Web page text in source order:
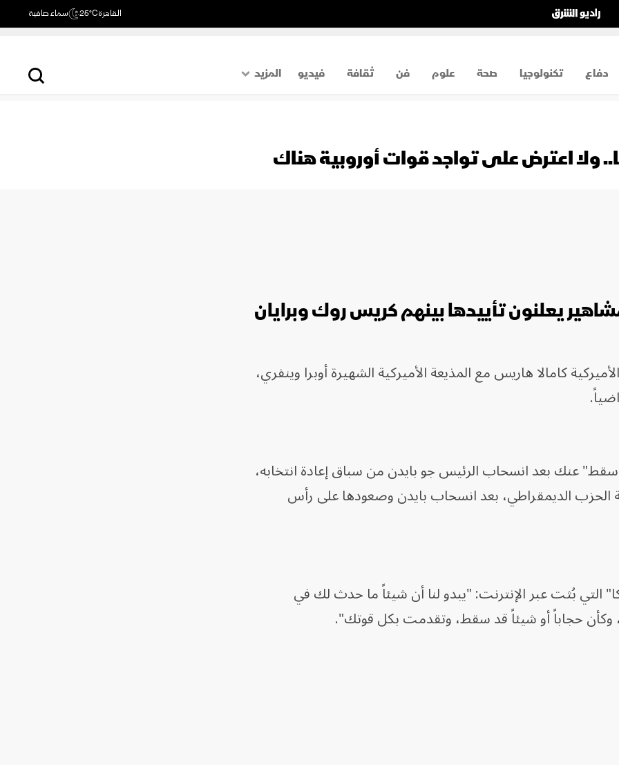
القاهرة25°C سماء صافية
دفاع تكنولوجيا صحة علوم فن ثقافة فيديو
المزيد
اقتصادولا اعترض على تواجد قوات أوروبية هناك
يعلنون تأييدها بينهم كريس روك وبرايان
كامالا هاريس مع المذيعة الأميركية الشهيرة أوبرا وينفري،
عنك بعد انسحاب الرئيس جو بايدن من سباق إعادة انتخابه،
الديمقراطي، بعد انسحاب بايدن وصعودها على رأس
التي بُثت عبر الإنترنت: "يبدو لنا أن شيئاً ما حدث لك في
حجاباً أو شيئاً قد سقط، وتقدمت بكل قوتك".